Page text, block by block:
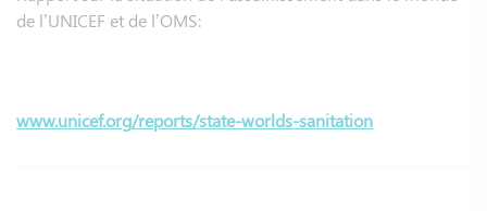
de l’UNICEF et de l’OMS:
www.unicef.org/reports/state-worlds-sanitation